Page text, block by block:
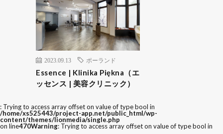
2023.09.13 ポーランド
Essence | Klinika Piękna（エ
ッセンス | 美容クリニック）
: Trying to access array offset on value of type bool in
/home/xs525443/project-app.net/public_html/wp-
content/themes/lionmedia/single.php
on line470Warning: Trying to access array offset on value of type bool in